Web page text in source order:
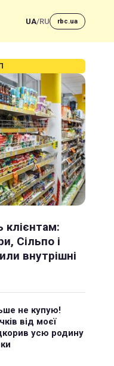
UA/RU rbc.ua
клієнтам:
Сільпо і
внутрішні
не купую!
від моєї
усю родину